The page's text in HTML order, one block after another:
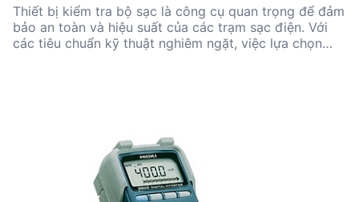
Thiết bị kiểm tra bộ sạc là công cụ quan trọng để đảm
bảo an toàn và hiệu suất của các trạm sạc điện. Với
các tiêu chuẩn kỹ thuật nghiêm ngặt, việc lựa chọn